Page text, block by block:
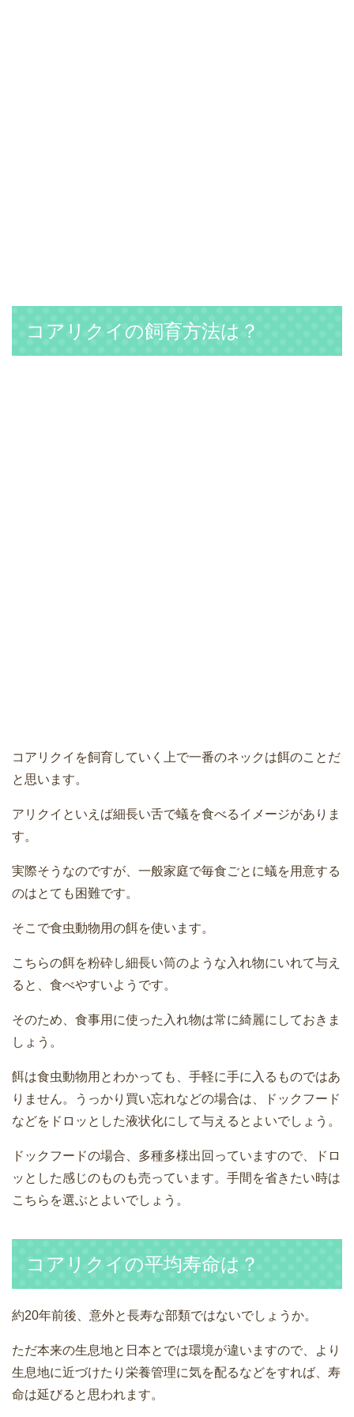
コアリクイの飼育方法は？
コアリクイを飼育していく上で一番のネックは餌のことだ
と思います。
アリクイといえば細長い舌で蟻を食べるイメージがありま
す。
実際そうなのですが、一般家庭で毎食ごとに蟻を用意する
のはとても困難です。
そこで食虫動物用の餌を使います。
こちらの餌を粉砕し細長い筒のような入れ物にいれて与え
ると、食べやすいようです。
そのため、食事用に使った入れ物は常に綺麗にしておきま
しょう。
餌は食虫動物用とわかっても、手軽に手に入るものではあ
りません。うっかり買い忘れなどの場合は、ドックフード
などをドロッとした液状化にして与えるとよいでしょう。
ドックフードの場合、多種多様出回っていますので、ドロ
ッとした感じのものも売っています。手間を省きたい時は
こちらを選ぶとよいでしょう。
コアリクイの平均寿命は？
約20年前後、意外と長寿な部類ではないでしょうか。
ただ本来の生息地と日本とでは環境が違いますので、より
生息地に近づけたり栄養管理に気を配るなどをすれば、寿
命は延びると思われます。